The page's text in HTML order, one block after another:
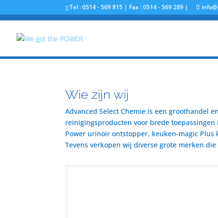
Tel : 0514 - 569 815 | Fax : 0514 - 569 289 |
Wie zijn wij
Advanced Select Chemie is een groothandel
reinigingsproducten voor brede
Power urinoir ontstopper, keuken-magic
Tevens verkopen wij diverse grote merken